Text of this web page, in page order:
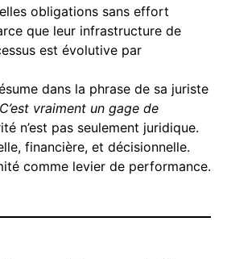
obligations sans effort
que leur infrastructure de
est évolutive par
dans la phrase de sa juriste
vraiment un gage de
n’est pas seulement juridique.
financière, et décisionnelle.
comme levier de performance.